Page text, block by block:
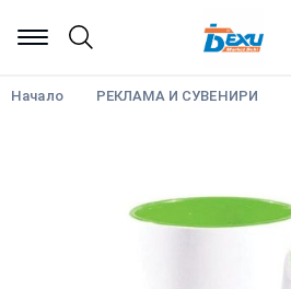
Начало РЕКЛАМА И СУВЕНИРИ